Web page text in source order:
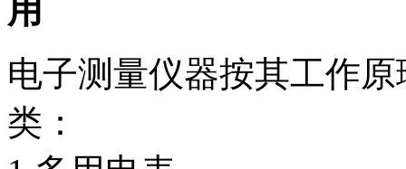
用
电子测量仪器按其工作
类：